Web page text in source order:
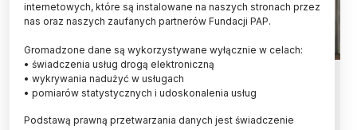
Pięć książek nominowanych do
Nagrody im. prof. Tadeusza
Kotarbińskiego
internetowych, które są instalowane na naszych stronach przez
nas oraz naszych zaufanych partnerów Fundacji PAP.
Gromadzone dane są wykorzystywane wyłącznie w celach:
• świadczenia usług drogą elektroniczną
• wykrywania nadużyć w usługach
• pomiarów statystycznych i udoskonalenia usług
Podstawą prawną przetwarzania danych jest świadczenie